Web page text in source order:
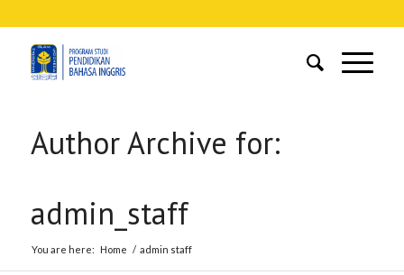
Author Archive for:
admin_staff
You are here: Home / admin staff